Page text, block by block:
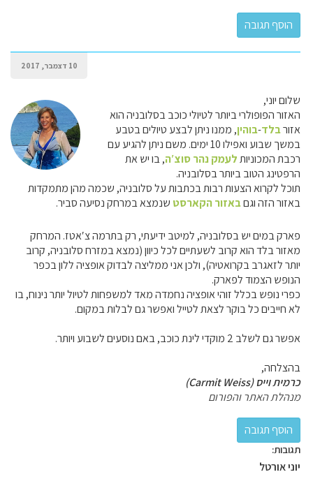
10 דצמבר, 2017
שלום יוני,
האזור הפופולרי ביותר לטיולי כוכב בסלובניה הוא
אזורבלד-בוהין, ממנו ניתן לבצע טיולים בטבע
במשך שבוע ואפילו 10 ימים. משם ניתן להגיע עם
רכבת המכוניותלעמק נהר סוצ′ה, בו יש את
הרפטינג הטוב ביותר בסלובניה.
תוכל לקרוא הצעות רבות בכתבות על סלובניה, שכמה מהן מתמקדות
באזור הזה וגםבאזור הקארסט שנמצא במרחק נסיעה סביר.
פארק במים יש בסלובניה, למיטב ידיעתי, רק בתרמה צ′אטז. המרחק
מאזור בלד הוא קרוב לשעתיים לכל כיוון (נמצא במזרח סלובניה, קרוב
יותר לזאגרב בקרואטיה), ולכן אני ממליצה לבדוק אופציה ללון בכפר
הנופש הצמוד לפארק.
כפרי נופש בכלל זוהי אופציה נחמדה מאד למשפחות לטיול יותר נינוח, בו
לא חייבים כל בוקר לצאת לטייל ואפשר גם לבלות במקום.
אפשר גם לשלב 2 מוקדי לינת כוכב, באם נוסעים לשבוע ויותר.
בהצלחה,
כרמית וייס (Carmit Weiss)
מנהלת האתר והפורום
תגובות:
יוני אורטל